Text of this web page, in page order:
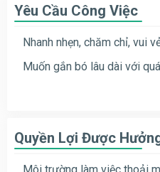
Yêu Cầu Công Việc
Nhanh nhẹn, chăm chỉ, vui
Muốn gắn bó lâu dài với
Quyền Lợi Được